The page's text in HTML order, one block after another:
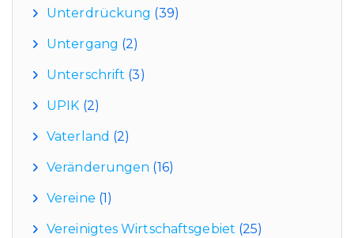
Unterdrückung (39)
Untergang (2)
Unterschrift (3)
UPIK (2)
Vaterland (2)
Veränderungen (16)
Vereine (1)
Vereinigtes Wirtschaftsgebiet (25)